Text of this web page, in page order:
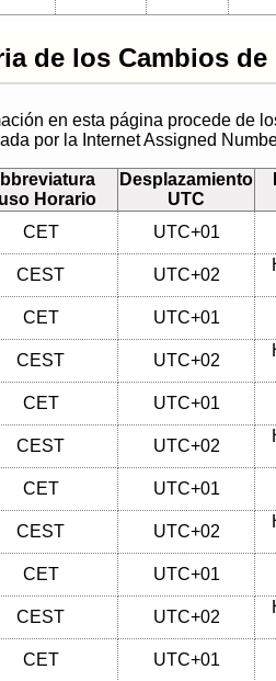
de los Cambios de
en esta página procede de
por la Internet Assigned
Horario
Desplazamiento
UTC
CET UTC+01
CEST UTC+02
CET UTC+01
CEST UTC+02
CET UTC+01
CEST UTC+02
CET UTC+01
CEST UTC+02
CET UTC+01
CEST UTC+02
CET UTC+01